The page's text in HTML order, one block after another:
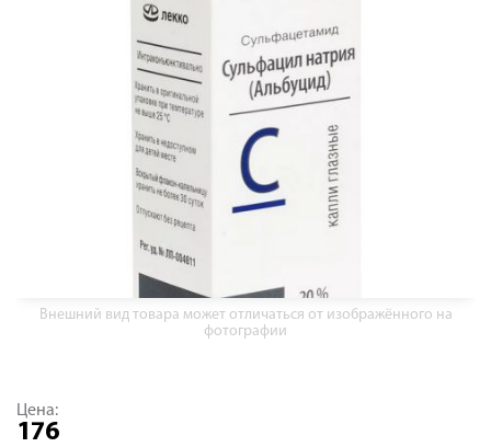
Внешний вид товара может отличаться от изображённого на
фотографии
Цена:
176